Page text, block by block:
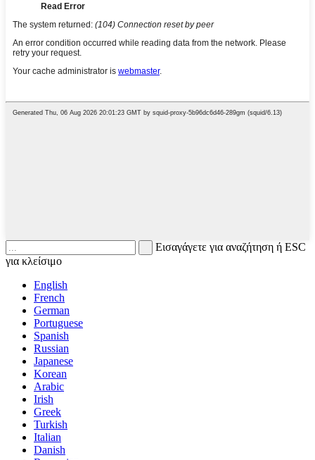
Εισαγάγετε για αναζήτηση ή ESC
για κλείσιμο
English
French
German
Portuguese
Spanish
Russian
Japanese
Korean
Arabic
Irish
Greek
Turkish
Italian
Danish